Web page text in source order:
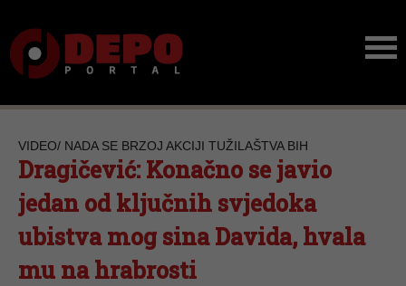
VIDEO/ NADA SE BRZOJ AKCIJI TUŽILAŠTVA BIH
Dragičević: Konačno se javio
jedan od ključnih svjedoka
ubistva mog sina Davida, hvala
mu na hrabrosti